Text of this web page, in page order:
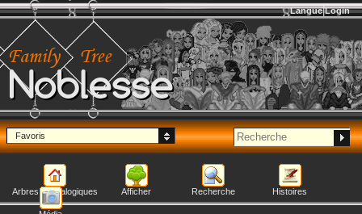
Noblesse
Langue Login
Favoris
Arbres généalogiques Afficher Recherche Histoires